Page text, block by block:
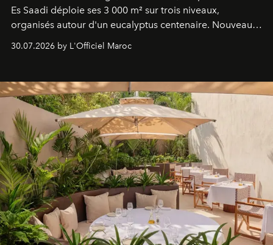
Es Saadi déploie ses 3 000 m² sur trois niveaux,
organisés autour d'un eucalyptus centenaire. Nouveau
Lobby Bien-Être et Beauté, exclusivité mondiale en
neuro-cosmétique, parcours thermal et studio dédié au
entièreté, entre science des émotions et rituels
reposants.
30.07.2026 by L'Officiel Maroc